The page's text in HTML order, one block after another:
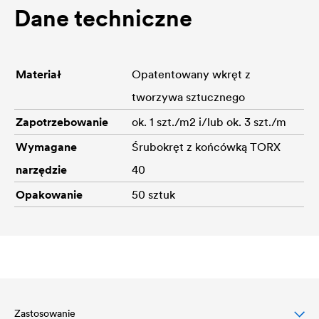
Dane techniczne
Materiał
Opatentowany wkręt z
tworzywa sztucznego
Zapotrzebowanie
ok. 1 szt./m2 i/lub ok. 3 szt./m
Wymagane
narzędzie
Śrubokręt z końcówką TORX
40
Opakowanie
50 sztuk
Zastosowanie